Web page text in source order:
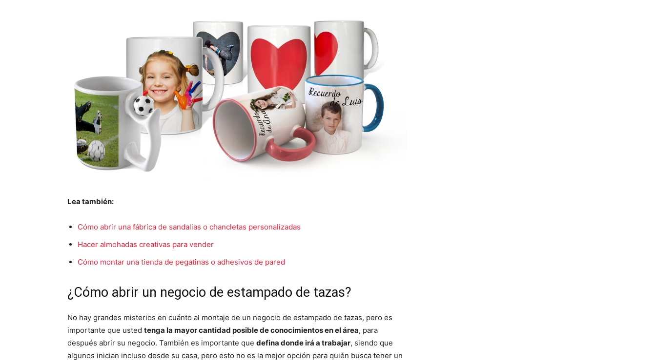
Lea también:
Cómo abrir una fábrica de sandalias o chancletas personalizadas
Hacer almohadas creativas para vender
Cómo montar una tienda de pegatinas o adhesivos de pared
¿Cómo abrir un negocio de estampado de tazas?
No hay grandes misterios en cuánto al montaje de un negocio de estampado de tazas, pero es
importante que usted tenga la mayor cantidad posible de conocimientos en el área, para
después abrir su negocio. También es importante que defina donde irá a trabajar, siendo que
algunos inician incluso desde su casa, pero esto no es la mejor opción para quién busca tener un